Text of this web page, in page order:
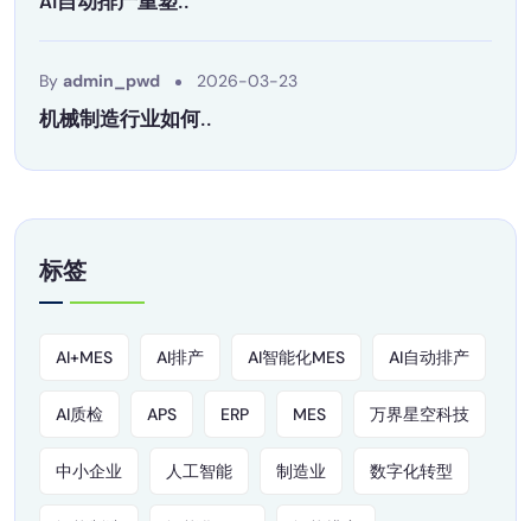
By admin_pwd 2026-03-23
机械制造行业如何..
标签
AI+MES AI排产 AI智能化MES AI自动排产
AI质检 APS ERP MES 万界星空科技
中小企业 人工智能 制造业 数字化转型